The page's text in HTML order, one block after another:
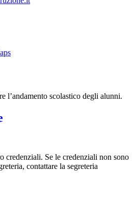
l’andamento scolastico degli alunni.
credenziali. Se le credenziali non sono
contattare la segreteria